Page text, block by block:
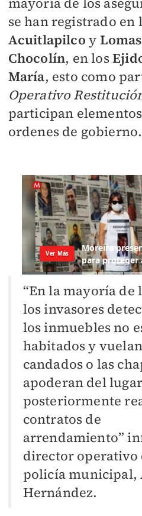
se han registrado en
Acuitlapilco y
Chocolín, en los
María, esto como
Operativo
participan
ordenes de gobierno.
“En la mayoría de
los invasores
los inmuebles no
habitados y
candados o las
apoderan del
posteriormente
contratos de
arrendamiento”
director operativo
policía municipal,
Hernández.